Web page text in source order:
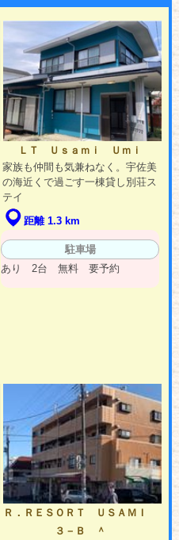
ＬＴ Ｕｓａｍｉ Ｕｍｉ
家族も仲間も気兼ねなく。宇佐美
の海近くで過ごす一棟貸し別荘ス
テイ
距離 1.3 km
駐車場
あり 2台 無料 要予約
Ｒ．ＲＥＳＯＲＴ ＵＳＡＭＩ
３－Ｂ ＾